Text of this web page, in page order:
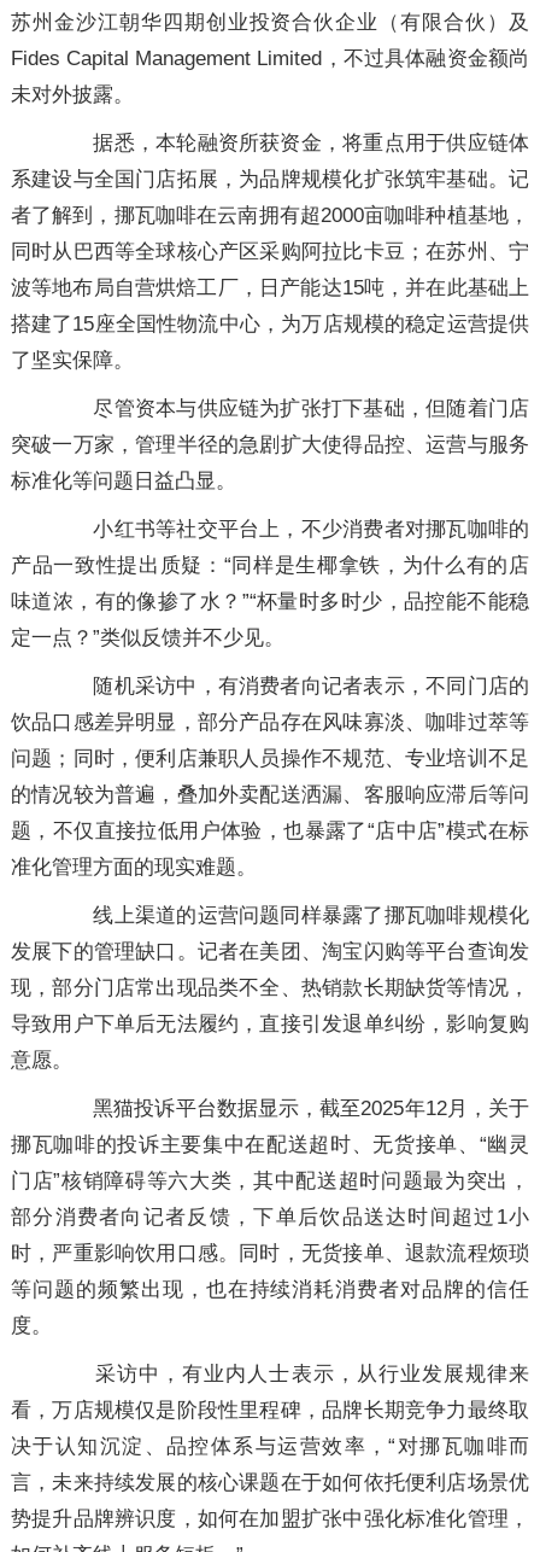
苏州金沙江朝华四期创业投资合伙企业（有限合伙）及
Fides Capital Management Limited，不过具体融资金额尚
未对外披露。
据悉，本轮融资所获资金，将重点用于供应链体
系建设与全国门店拓展，为品牌规模化扩张筑牢基础。记
者了解到，挪瓦咖啡在云南拥有超2000亩咖啡种植基地，
同时从巴西等全球核心产区采购阿拉比卡豆；在苏州、宁
波等地布局自营烘焙工厂，日产能达15吨，并在此基础上
搭建了15座全国性物流中心，为万店规模的稳定运营提供
了坚实保障。
尽管资本与供应链为扩张打下基础，但随着门店
突破一万家，管理半径的急剧扩大使得品控、运营与服务
标准化等问题日益凸显。
小红书等社交平台上，不少消费者对挪瓦咖啡的
产品一致性提出质疑：“同样是生椰拿铁，为什么有的店
味道浓，有的像掺了水？”“杯量时多时少，品控能不能稳
定一点？”类似反馈并不少见。
随机采访中，有消费者向记者表示，不同门店的
饮品口感差异明显，部分产品存在风味寡淡、咖啡过萃等
问题；同时，便利店兼职人员操作不规范、专业培训不足
的情况较为普遍，叠加外卖配送洒漏、客服响应滞后等问
题，不仅直接拉低用户体验，也暴露了“店中店”模式在标
准化管理方面的现实难题。
线上渠道的运营问题同样暴露了挪瓦咖啡规模化
发展下的管理缺口。记者在美团、淘宝闪购等平台查询发
现，部分门店常出现品类不全、热销款长期缺货等情况，
导致用户下单后无法履约，直接引发退单纠纷，影响复购
意愿。
黑猫投诉平台数据显示，截至2025年12月，关于
挪瓦咖啡的投诉主要集中在配送超时、无货接单、“幽灵
门店”核销障碍等六大类，其中配送超时问题最为突出，
部分消费者向记者反馈，下单后饮品送达时间超过1小
时，严重影响饮用口感。同时，无货接单、退款流程烦琐
等问题的频繁出现，也在持续消耗消费者对品牌的信任
度。
采访中，有业内人士表示，从行业发展规律来
看，万店规模仅是阶段性里程碑，品牌长期竞争力最终取
决于认知沉淀、品控体系与运营效率，“对挪瓦咖啡而
言，未来持续发展的核心课题在于如何依托便利店场景优
势提升品牌辨识度，如何在加盟扩张中强化标准化管理，